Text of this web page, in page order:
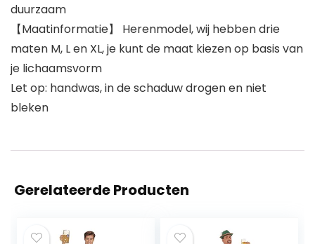
duurzaam
【Maatinformatie】 Herenmodel, wij hebben drie
maten M, L en XL, je kunt de maat kiezen op basis van
je lichaamsvorm
Let op: handwas, in de schaduw drogen en niet
bleken
Gerelateerde Producten